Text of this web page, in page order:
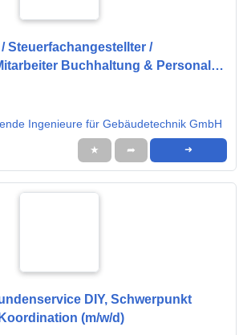
Steuerfachangestellter /
Buchhaltung & Personal
Ingenieure für Gebäudetechnik GmbH
★ ➦ ➜
DIY, Schwerpunkt
(m/w/d)